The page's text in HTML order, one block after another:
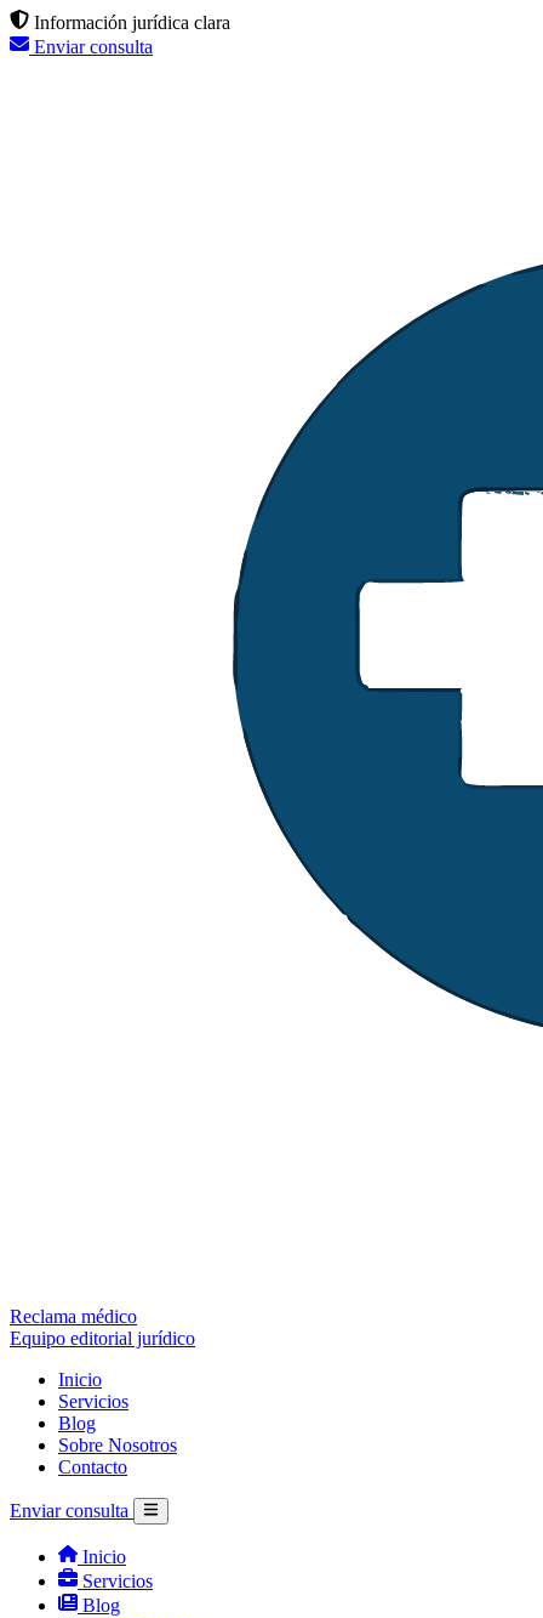
Información jurídica clara
Enviar consulta
Reclama médico
Equipo editorial jurídico
Inicio
Servicios
Blog
Sobre Nosotros
Contacto
Enviar consulta
Inicio
Servicios
Blog